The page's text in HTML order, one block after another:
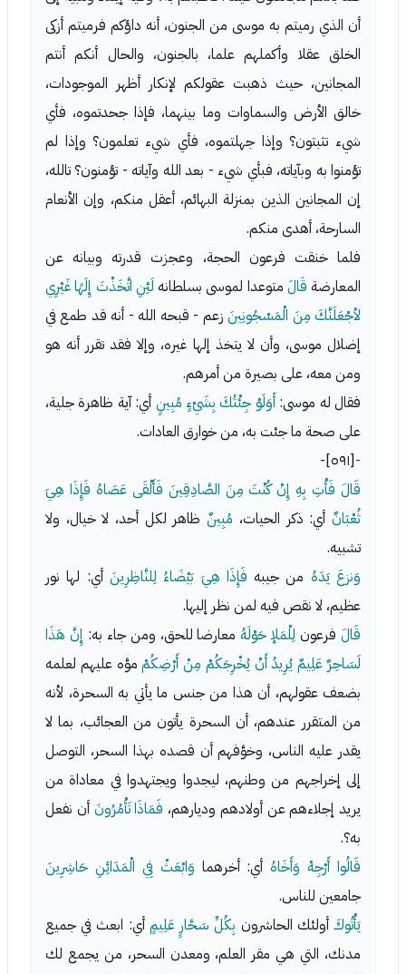
أن الذي رميتم به موسى من الجنون، أنه داؤكم فرميتم أزكى
الخلق عقلا وأكملهم علما، بالجنون، والحال أنكم أنتم
المجانين، حيث ذهبت عقولكم لإنكار أظهر الموجودات،
خالق الأرض والسماوات وما بينهما، فإذا جحدتموه، فأي
شيء تثبتون؟ وإذا جهلتموه، فأي شيء تعلمون؟ وإذا لم
تؤمنوا به وبآياته، فبأي شيء - بعد الله وآياته - تؤمنون؟ تالله،
إن المجانين الذين بمنزلة البهائم، أعقل منكم، وإن الأنعام
السارحة، أهدى منكم.
فلما خنقت فرعون الحجة، وعجزت قدرته وبيانه عن
المعارضة قَالَ متوعدا لموسى بسلطانه لَئِنِ اتَّخَذْتَ إِلَهًا غَيْرِي
لأجْعَلَنَّكَ مِنَ الْمَسْجُونِينَزعم - قبحه الله - أنه قد طمع في
إضلال موسى، وأن لا يتخذ إلها غيره، وإلا فقد تقرر أنه هو
ومن معه، على بصيرة من أمرهم.
فقال له موسى:أَوَلَوْ جِئْتُكَ بِشَيْءٍ مُبِينٍ أي: آية ظاهرة جلية،
على صحة ما جئت به، من خوارق العادات.
-[٥٩١]-
قَالَ فَأْتِ بِهِ إِنْ كُنْتَ مِنَ الصَّادِقِينَ فَأَلْقَى عَصَاهُ فَإِذَا هِيَ
ثُعْبَانٌأي: ذكر الحيات، مُبِينٌظاهر لكل أحد، لا خيال، ولا
تشبيه.
وَنزعَ يَدَهُ من جيبه فَإِذَا هِيَ بَيْضَاءُ لِلنَّاظِرِينَ أي: لها نور
عظيم، لا نقص فيه لمن نظر إليها.
قَالَفرعون لِلْمَلإ حَوْلَهُمعارضا للحق، ومن جاء به: إِنَّ هَذَا
لَسَاحِرٌ عَلِيمٌ يُرِيدُ أَنْ يُخْرِجَكُمْ مِنْ أَرْضِكُمْموَّه عليهم لعلمه
بضعف عقولهم، أن هذا من جنس ما يأتي به السحرة، لأنه
من المتقرر عندهم، أن السحرة يأتون من العجائب، بما لا
يقدر عليه الناس، وخوَّفهم أن قصده بهذا السحر، التوصل
إلى إخراجهم من وطنهم، ليجدوا ويجتهدوا في معاداة من
يريد إجلاءهم عن أولادهم وديارهم، فَمَاذَا تَأْمُرُونَ أن نفعل
به؟.
قَالُوا أَرْجِهْ وَأَخَاهُأي: أخرهما وَابْعَثْ فِي الْمَدَائِنِ حَاشِرِينَ
جامعين للناس.
يَأْتُوكَأولئك الحاشرون بِكُلِّ سَحَّارٍ عَلِيمٍ أي: ابعث في جميع
مدنك، التي هي مقر العلم، ومعدن السحر، من يجمع لك